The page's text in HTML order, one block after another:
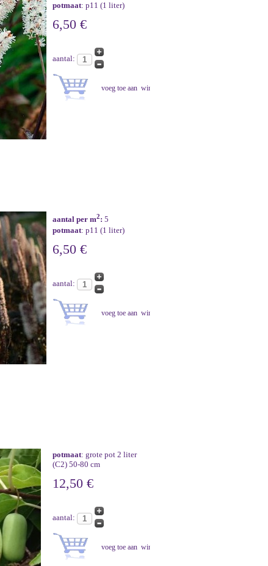
potmaat: p11 (1 liter)
6,50 €
aantal:
aantal per m2: 5
potmaat: p11 (1 liter)
6,50 €
aantal:
potmaat: grote pot 2 liter
(C2) 50-80 cm
12,50 €
aantal: